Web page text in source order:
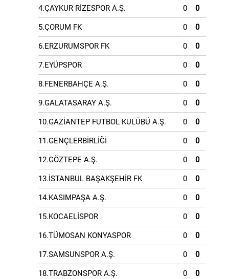
4.ÇAYKUR RİZESPOR A.Ş. 0 0
5.ÇORUM FK 0 0
6.ERZURUMSPOR FK 0 0
7.EYÜPSPOR 0 0
8.FENERBAHÇE A.Ş. 0 0
9.GALATASARAY A.Ş. 0 0
10.GAZİANTEP FUTBOL KULÜBÜ A.Ş. 0 0
11.GENÇLERBİRLİĞİ 0 0
12.GÖZTEPE A.Ş. 0 0
13.İSTANBUL BAŞAKŞEHİR FK 0 0
14.KASIMPAŞA A.Ş. 0 0
15.KOCAELİSPOR 0 0
16.TÜMOSAN KONYASPOR 0 0
17.SAMSUNSPOR A.Ş. 0 0
18.TRABZONSPOR A.Ş. 0 0